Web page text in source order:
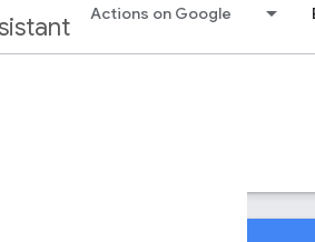
Actions on Google